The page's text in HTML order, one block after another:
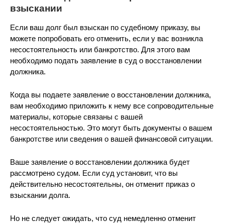
взыскании
Если ваш долг был взыскан по судебному приказу, вы
можете попробовать его отменить, если у вас возникла
несостоятельность или банкротство. Для этого вам
необходимо подать заявление в суд о восстановлении
должника.
Когда вы подаете заявление о восстановлении должника,
вам необходимо приложить к нему все сопроводительные
материалы, которые связаны с вашей
несостоятельностью. Это могут быть документы о вашем
банкротстве или сведения о вашей финансовой ситуации.
Ваше заявление о восстановлении должника будет
рассмотрено судом. Если суд установит, что вы
действительно несостоятельны, он отменит приказ о
взыскании долга.
Но не следует ожидать, что суд немедленно отменит